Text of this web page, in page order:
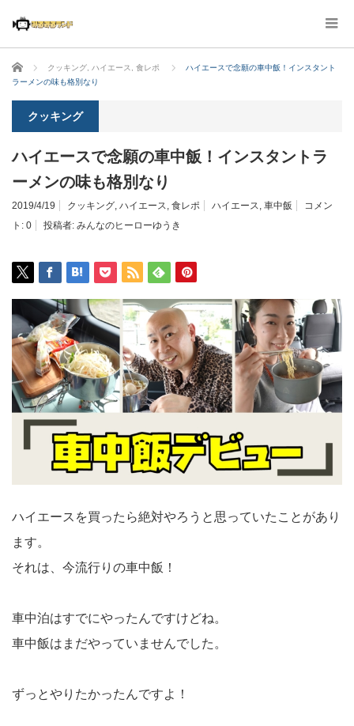
ホーム クッキング ハイエース 食レポ
ハイエースで念願の車中飯！インスタント
ラーメンの味も格別なり
クッキング
ハイエースで念願の車中飯！インスタントラ
ーメンの味も格別なり
2019/4/19 クッキング, ハイエース, 食レポ ハイエース, 車中飯
コメン
ト: 0 投稿者: みんなのヒーローゆうき
ハイエースを買ったら絶対やろうと思っていたことがあり
ます。
それは、今流行りの車中飯！
車中泊はすでにやったんですけどね。
車中飯はまだやっていませんでした。
ずっとやりたかったんですよ！